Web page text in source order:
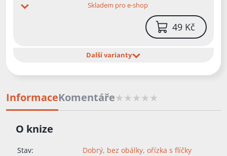
Skladem pro e-shop
49 Kč
Další varianty
InformaceKomentáře
O knize
Stav:
Dobrý, bez obálky, ořízka s flíčky